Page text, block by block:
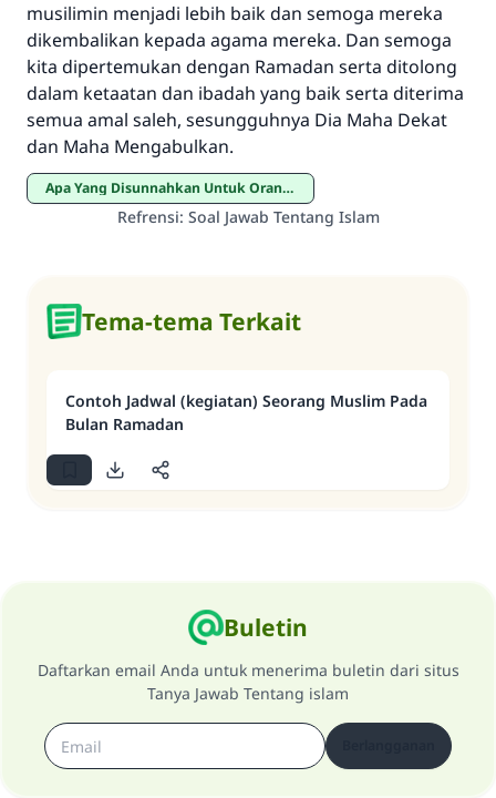
musilimin menjadi lebih baik dan semoga mereka
dikembalikan kepada agama mereka. Dan semoga
kita dipertemukan dengan Ramadan serta ditolong
dalam ketaatan dan ibadah yang baik serta diterima
semua amal saleh, sesungguhnya Dia Maha Dekat
dan Maha Mengabulkan.
Apa Yang Disunnahkan Untuk Orang yang Berpuasa
Refrensi: Soal Jawab Tentang Islam
Tema-tema Terkait
Contoh Jadwal (kegiatan) Seorang Muslim Pada
Bulan Ramadan
Buletin
Daftarkan email Anda untuk menerima buletin dari situs
Tanya Jawab Tentang islam